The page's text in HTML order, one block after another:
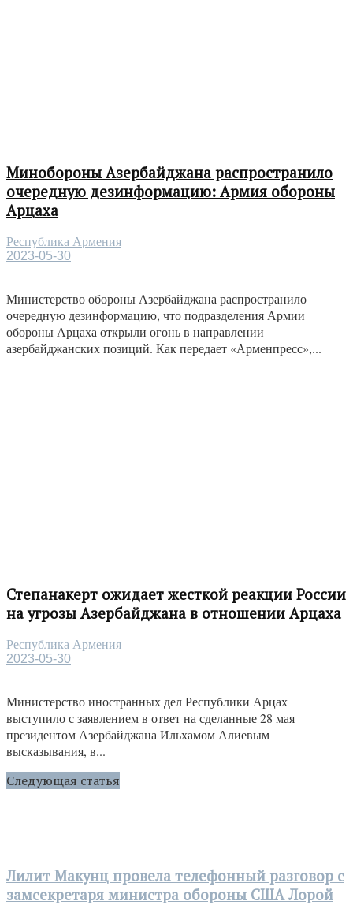
Минобороны Азербайджана распространило
очередную дезинформацию: Армия обороны
Арцаха
Республика Армения
2023-05-30
Министерство обороны Азербайджана распространило
очередную дезинформацию, что подразделения Армии
обороны Арцаха открыли огонь в направлении
азербайджанских позиций. Как передает «Арменпресс»,...
Степанакерт ожидает жесткой реакции России
на угрозы Азербайджана в отношении Арцаха
Республика Армения
2023-05-30
Министерство иностранных дел Республики Арцах
выступило с заявлением в ответ на сделанные 28 мая
президентом Азербайджана Ильхамом Алиевым
высказывания, в...
Следующая статья
Лилит Макунц провела телефонный разговор с
замсекретаря министра обороны США Лорой